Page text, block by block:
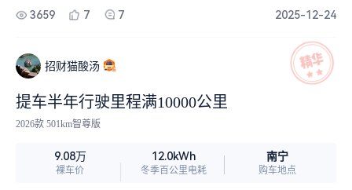
舒爽，彻底告别“热到想下车”的尴尬。尤其在夏天，
时市区代步，每7-8天充一次电，单次电费仅15-18
元，停车方便又免费，综合使用成本远低于燃油
车，真正做到了“省心又省钱”。3、小巧灵活，城市
穿梭无压力；车身紧凑，停车轻松。无论是小区车
位还是狭窄街道，都能游刃有余，特别适合我们这
类城市通勤族。4、智能便捷，科技感十足。支持手
机APP远程启动、查看电量、定位等功能，操作简
单流畅，提升了整体用车体验。5、续航表现稳定。
日常我感觉基本够用，市区通勤没什么压力。满电
3659 7 7 2025-12-24
招财猫酸汤
提车半年行驶里程满10000公里
2026款 501km智尊版
9.08万
裸车价
12.0kWh
冬季百公里电耗
南宁
购车地点